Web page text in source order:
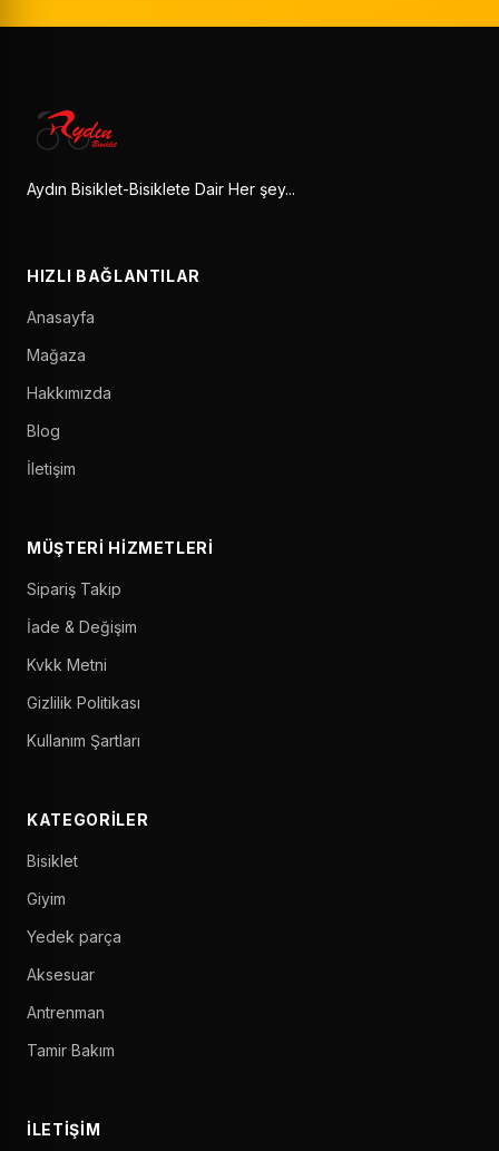
Aydın Bisiklet-Bisiklete Dair Her şey...
HIZLI BAĞLANTILAR
Anasayfa
Mağaza
Hakkımızda
Blog
İletişim
MÜŞTERI HIZMETLERI
Sipariş Takip
İade & Değişim
Kvkk Metni
Gizlilik Politikası
Kullanım Şartları
KATEGORILER
Bisiklet
Giyim
Yedek parça
Aksesuar
Antrenman
Tamir Bakım
İLETIŞIM